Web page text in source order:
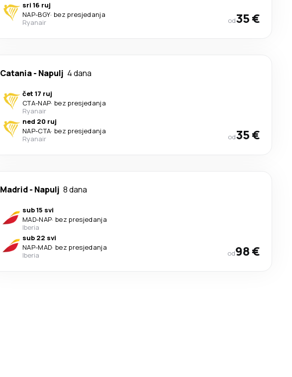
sri 16 ruj
NAP-BGY· bez presjedanja
Ryanair
od35 €
Catania- Napulj 4 dana
čet 17 ruj
CTA-NAP· bez presjedanja
Ryanair
ned 20 ruj
NAP-CTA· bez presjedanja
Ryanair
od35 €
Madrid- Napulj 8 dana
sub 15 svi
MAD-NAP· bez presjedanja
Iberia
sub 22 svi
NAP-MAD· bez presjedanja
Iberia
od98 €